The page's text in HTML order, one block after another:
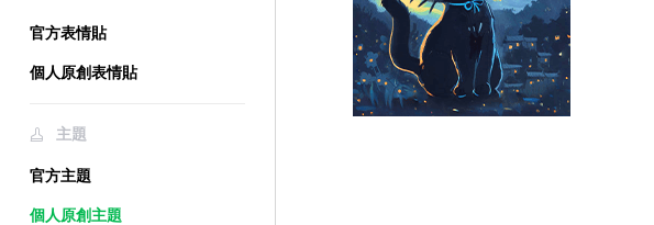
官方表情貼
個人原創表情貼
主題
官方主題
個人原創主題